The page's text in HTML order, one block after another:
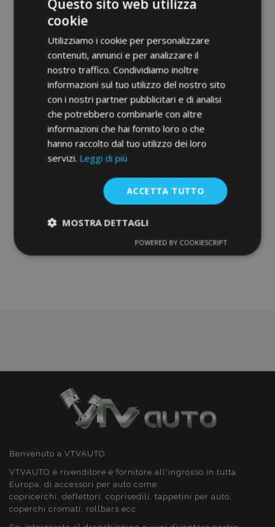
Tappeti in gomma auto per FORD
36,00 €
Aggiungi Al Carrello
Aggiungi
lista
Benvenuto a VTVAUTO
VTVAUTO è rivenditore e fornitore all'ingrosso in tutta
Europa, di accessori per auto come:
copricerchi, deflettori, coprisedili, tappetini per auto,
coperchi cromati, rollbars ecc.
Questo sito web utilizza
cookie
Utilizziamo i cookie per personalizzare
contenuti, annunci e per analizzare il
nostro traffico. Condividiamo inoltre
informazioni sul tuo utilizzo del nostro sito
con i nostri partner pubblicitari e di analisi
che potrebbero combinarle con altre
informazioni che hai fornito loro o che
hanno raccolto dal tuo utilizzo dei loro
servizi. Leggi di più
ACCETTA TUTTO
MOSTRA DETTAGLI
necessari
Performance
Strettamente necessari
Targeting
I cookie strettamente necessari consentono le
dell'utente e la gestione dell'account. Il sito web
cookie strettamente necessari.
Nome
Dominio
POWERED BY COOKIESCRIPT